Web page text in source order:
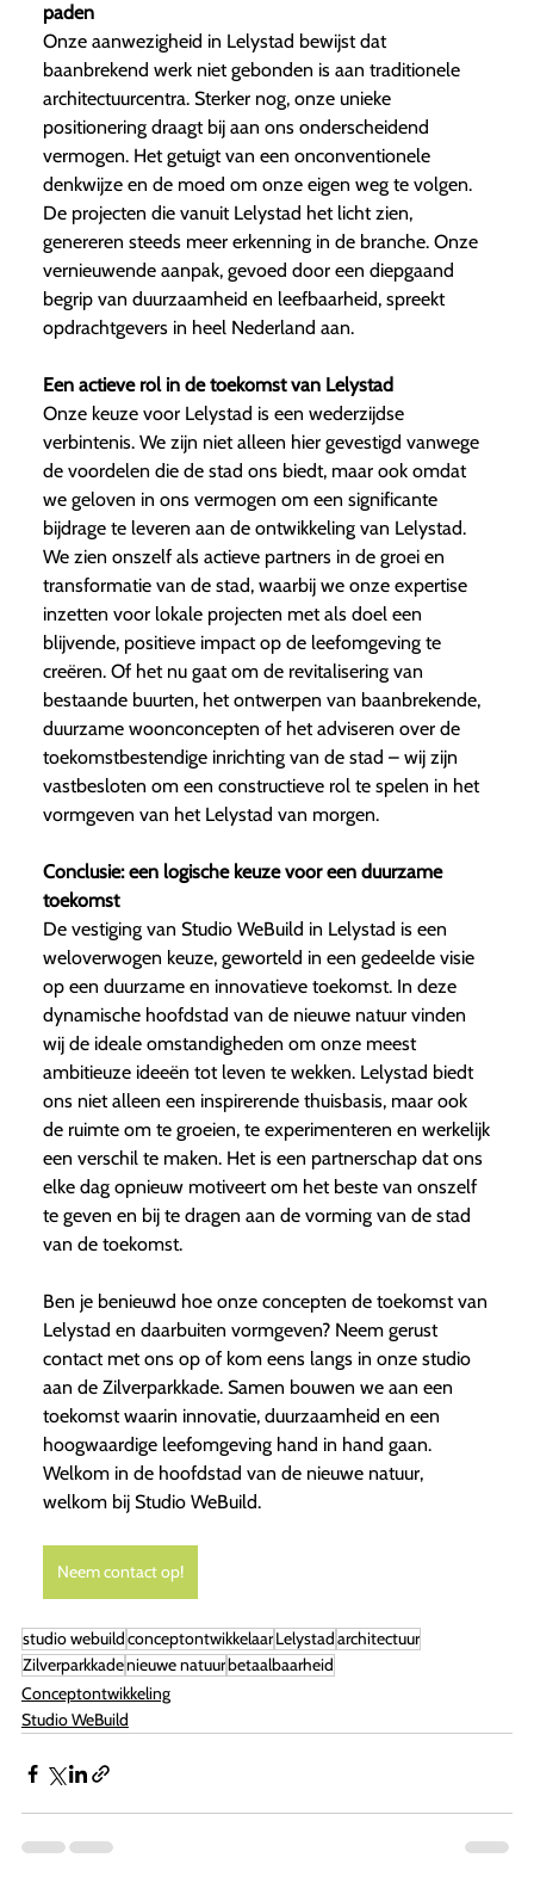
paden
Onze aanwezigheid in Lelystad bewijst dat
baanbrekend werk niet gebonden is aan traditionele
architectuurcentra. Sterker nog, onze unieke
positionering draagt bij aan ons onderscheidend
vermogen. Het getuigt van een onconventionele
denkwijze en de moed om onze eigen weg te volgen.
De projecten die vanuit Lelystad het licht zien,
genereren steeds meer erkenning in de branche. Onze
vernieuwende aanpak, gevoed door een diepgaand
begrip van duurzaamheid en leefbaarheid, spreekt
opdrachtgevers in heel Nederland aan.
Een actieve rol in de toekomst van Lelystad
Onze keuze voor Lelystad is een wederzijdse
verbintenis. We zijn niet alleen hier gevestigd vanwege
de voordelen die de stad ons biedt, maar ook omdat
we geloven in ons vermogen om een significante
bijdrage te leveren aan de ontwikkeling van Lelystad.
We zien onszelf als actieve partners in de groei en
transformatie van de stad, waarbij we onze expertise
inzetten voor lokale projecten met als doel een
blijvende, positieve impact op de leefomgeving te
creëren. Of het nu gaat om de revitalisering van
bestaande buurten, het ontwerpen van baanbrekende,
duurzame woonconcepten of het adviseren over de
toekomstbestendige inrichting van de stad – wij zijn
vastbesloten om een constructieve rol te spelen in het
vormgeven van het Lelystad van morgen.
Conclusie: een logische keuze voor een duurzame
toekomst
De vestiging van Studio WeBuild in Lelystad is een
weloverwogen keuze, geworteld in een gedeelde visie
op een duurzame en innovatieve toekomst. In deze
dynamische hoofdstad van de nieuwe natuur vinden
wij de ideale omstandigheden om onze meest
ambitieuze ideeën tot leven te wekken. Lelystad biedt
ons niet alleen een inspirerende thuisbasis, maar ook
de ruimte om te groeien, te experimenteren en werkelijk
een verschil te maken. Het is een partnerschap dat ons
elke dag opnieuw motiveert om het beste van onszelf
te geven en bij te dragen aan de vorming van de stad
van de toekomst.
Ben je benieuwd hoe onze concepten de toekomst van
Lelystad en daarbuiten vormgeven? Neem gerust
contact met ons op of kom eens langs in onze studio
aan de Zilverparkkade. Samen bouwen we aan een
toekomst waarin innovatie, duurzaamheid en een
hoogwaardige leefomgeving hand in hand gaan.
Welkom in de hoofdstad van de nieuwe natuur,
welkom bij Studio WeBuild.
Neem contact op!
studio webuildconceptontwikkelaarLelystadarchitectuur
Zilverparkkadenieuwe natuurbetaalbaarheid
Conceptontwikkeling
Studio WeBuild